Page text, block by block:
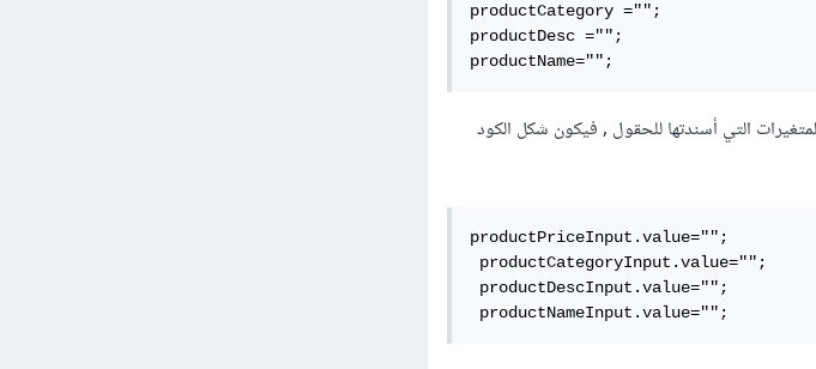
productCategory ="";
productDesc ="";
productName="";
التي أسندتها للحقول , فيكون شكل الكود
productPriceInput.value="";
productCategoryInput.value="";
productDescInput.value="";
productNameInput.value="";